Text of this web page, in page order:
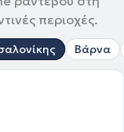
περιοχές.
Βάρνα